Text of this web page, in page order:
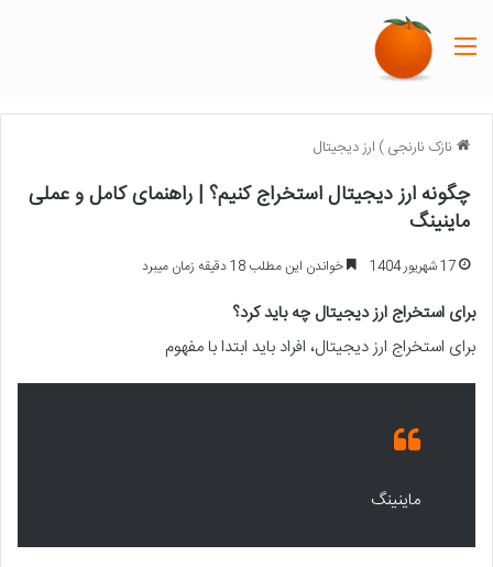
نازک نارنجی) ارز دیجیتال
چگونه ارز دیجیتال استخراج کنیم؟ | راهنمای کامل و عملی
ماینینگ
17 شهریور 1404 خواندن این مطلب 18 دقیقه زمان میبرد
برای استخراج ارز دیجیتال چه باید کرد؟
برای استخراج ارز دیجیتال، افراد باید ابتدا با مفهوم
ماینینگ